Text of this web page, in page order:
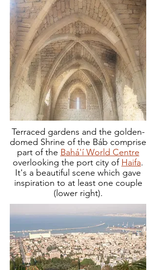
Terraced gardens and the golden-
domed Shrine of the Báb comprise
part of the Bahá'í World Centre
overlooking the port city of Haifa.
It's a beautiful scene which gave
inspiration to at least one couple
(lower right).